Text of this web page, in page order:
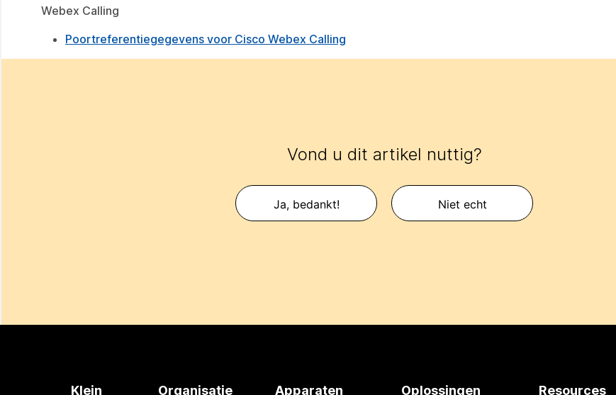
Webex Calling
Poortreferentiegegevens voor Cisco Webex Calling
Vond u dit artikel nuttig?
Ja, bedankt! Niet echt
Klein
Organisatie Apparaten
Oplossingen
Resources